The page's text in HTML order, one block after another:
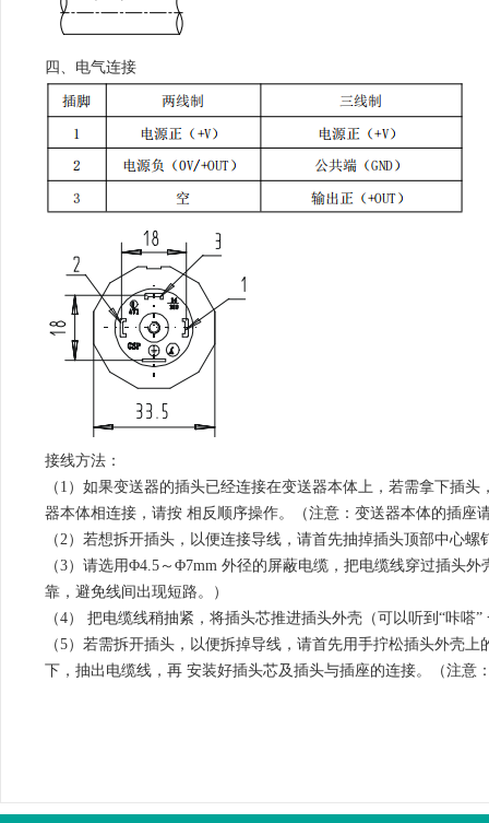
四、电气连接
接线方法：
（1）如果变送器的插头已经连接在变送器本体上，若需拿下插
器本体相连接，请按 相反顺序操作。（注意：变送器本体的插
（2）若想拆开插头，以便连接导线，请首先抽掉插头顶部中心
（3）请选用Φ4.5～Φ7mm 外径的屏蔽电缆，把电缆线穿过插头
靠，避免线间出现短路。）
（4） 把电缆线稍抽紧，将插头芯推进插头外壳（可以听到“咔
（5）若需拆开插头，以便拆掉导线，请首先用手拧松插头外壳
下，抽出电缆线，再 安装好插头芯及插头与插座的连接。（注